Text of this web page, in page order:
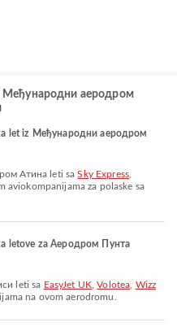
Међународни аеродром
let iz Међународни аеродром
Атина leti saSky Express,
aviokompanijama za polaske sa
letove za Аеродром Пунта
leti sa EasyJet UK ,Volotea Wizz
na ovom aerodromu.